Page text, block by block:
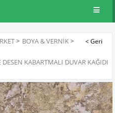
> BOYA & VERNIK>
KABARTMALI DUVAR KAĞIDI